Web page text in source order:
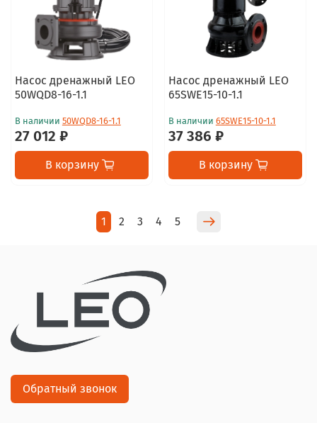
Насос дренажный LEO
50WQD8-16-1.1
В наличии 50WQD8-16-1.1
27 012 ₽
В корзину
Насос дренажный LEO
65SWE15-10-1.1
В наличии 65SWE15-10-1.1
37 386 ₽
В корзину
1 2 3 4 5
Обратный звонок